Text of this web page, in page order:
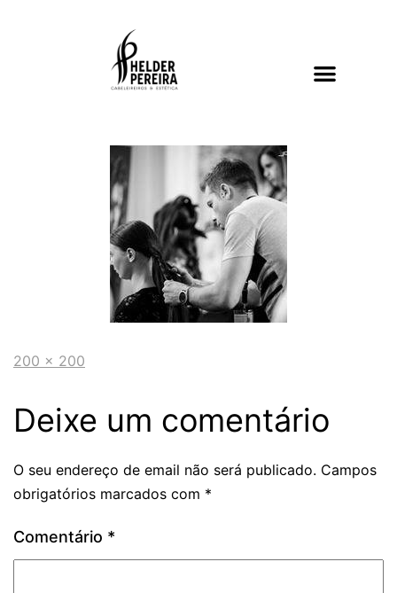
200 × 200
Deixe um comentário
O seu endereço de email não será publicado. Campos
obrigatórios marcados com *
Comentário *